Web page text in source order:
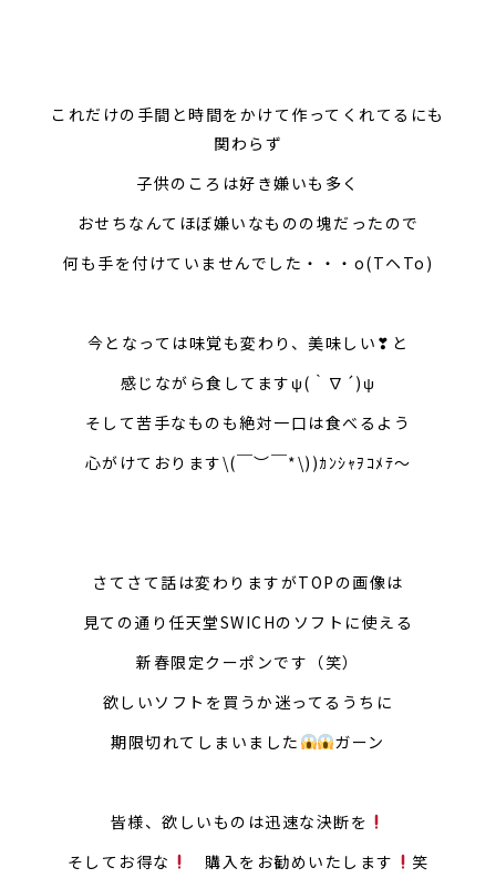
これだけの手間と時間をかけて作ってくれてるにも
関わらず
子供のころは好き嫌いも多く
おせちなんてほぼ嫌いなものの塊だったので
何も手を付けていませんでした・・・o(TヘTo)
今となっては味覚も変わり、美味しい❣と
感じながら食してますψ(｀∇´)ψ
そして苦手なものも絶対一口は食べるよう
心がけております\(￣︶￣*\))ｶﾝｼｬｦｺﾒﾃ～
さてさて話は変わりますがTOPの画像は
見ての通り任天堂SWICHのソフトに使える
新春限定クーポンです（笑）
欲しいソフトを買うか迷ってるうちに
期限切れてしまいました
ガーン
皆様、欲しいものは迅速な決断を
そしてお得な
購入をお勧めいたします 笑